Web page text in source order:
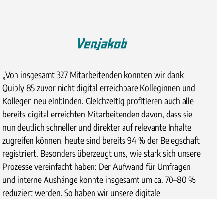
„Von insgesamt 327 Mitarbeitenden konnten wir dank
Quiply 85 zuvor nicht digital erreichbare Kolleginnen und
Kollegen neu einbinden. Gleichzeitig profitieren auch alle
bereits digital erreichten Mitarbeitenden davon, dass sie
nun deutlich schneller und direkter auf relevante Inhalte
zugreifen können, heute sind bereits 94 % der Belegschaft
registriert. Besonders überzeugt uns, wie stark sich unsere
Prozesse vereinfacht haben: Der Aufwand für Umfragen
und interne Aushänge konnte insgesamt um ca. 70–80 %
reduziert werden. So haben wir unsere digitale